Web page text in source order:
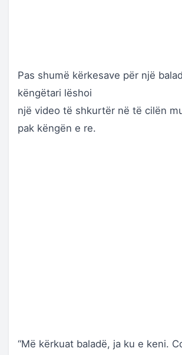
Pas shumë kërkesave për një
këngëtari lëshoi
një video të shkurtër në të cilën
pak këngën e re.
“Më kërkuat baladë, ja ku e keni.